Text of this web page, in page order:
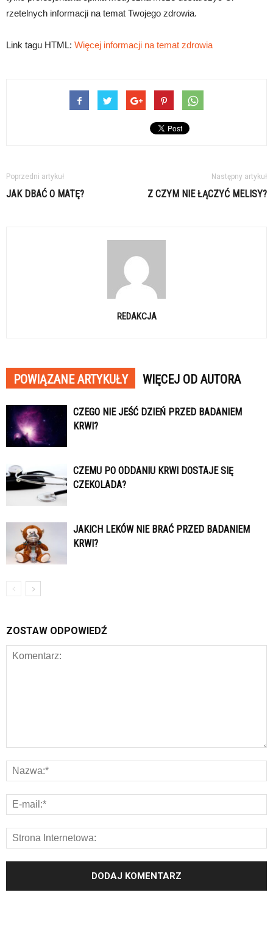
rzetelnych informacji na temat Twojego zdrowia.
Link tagu HTML: Więcej informacji na temat zdrowia
Poprzedni artykuł
JAK DBAĆ O MATĘ?
Następny artykuł
Z CZYM NIE ŁĄCZYĆ MELISY?
REDAKCJA
POWIĄZANE ARTYKUŁY WIĘCEJ OD AUTORA
CZEGO NIE JEŚĆ DZIEŃ PRZED BADANIEM
KRWI?
CZEMU PO ODDANIU KRWI DOSTAJE SIĘ
CZEKOLADA?
JAKICH LEKÓW NIE BRAĆ PRZED BADANIEM
KRWI?
ZOSTAW ODPOWIEDŹ